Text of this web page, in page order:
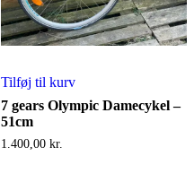
Tilføj til kurv
7 gears Olympic Damecykel –
51cm
1.400,00 kr.